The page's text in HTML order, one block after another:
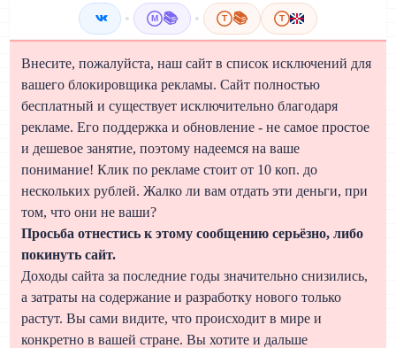
• M 📚 • T 📚 T
Внесите, пожалуйста, наш сайт в список исключений для
вашего блокировщика рекламы. Сайт полностью
бесплатный и существует исключительно благодаря
рекламе. Его поддержка и обновление - не самое простое
и дешевое занятие, поэтому надеемся на ваше
понимание! Клик по рекламе стоит от 10 коп. до
нескольких рублей. Жалко ли вам отдать эти деньги, при
том, что они не ваши?
Просьба отнестись к этому сообщению серьёзно, либо
покинуть сайт.
Доходы сайта за последние годы значительно снизились,
а затраты на содержание и разработку нового только
растут. Вы сами видите, что происходит в мире и
конкретно в вашей стране. Вы хотите и дальше